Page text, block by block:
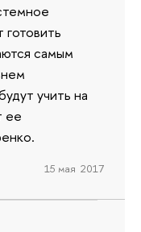
самым
учить на
ее
15 мая 2017